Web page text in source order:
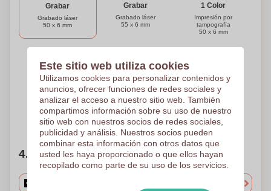
Grabar
Grabado láser
50 x 6 mm
Grabar
Grabado láser
55 x 6 mm
1 Color
Impresión por
tampografía
50 x 6 mm
2 Colores
Impresión por
tampografía
50 x 6 mm
3 Colores
Impresión por
tampografía
Impresión por
tampografía
50 x 6 mm
¿Necesitas ayuda?Ayúdame a elegir
4. Elige tu cantidad
Este sitio web utiliza cookies
Utilizamos cookies para personalizar contenidos y
anuncios, ofrecer funciones de redes sociales y
analizar el acceso a nuestro sitio web. También
compartimos información sobre su uso de nuestro
sitio web con nuestros socios de redes sociales,
publicidad y análisis. Nuestros socios pueden
combinar esta información con otros datos que
usted les haya proporcionado o que ellos hayan
recopilado como parte de su uso de los servicios.